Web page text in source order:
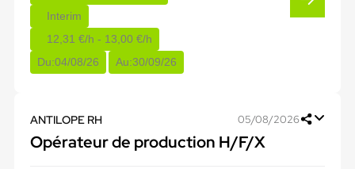
Interim
12,31 €/h - 13,00 €/h
Du:04/08/26 Au:30/09/26
ANTILOPE RH 05/08/2026
Opérateur de production H/F/X